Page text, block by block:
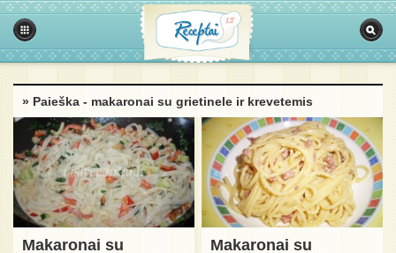
» Paieška - makaronai su grietinele ir krevetemis
Makaronai su
Makaronai su